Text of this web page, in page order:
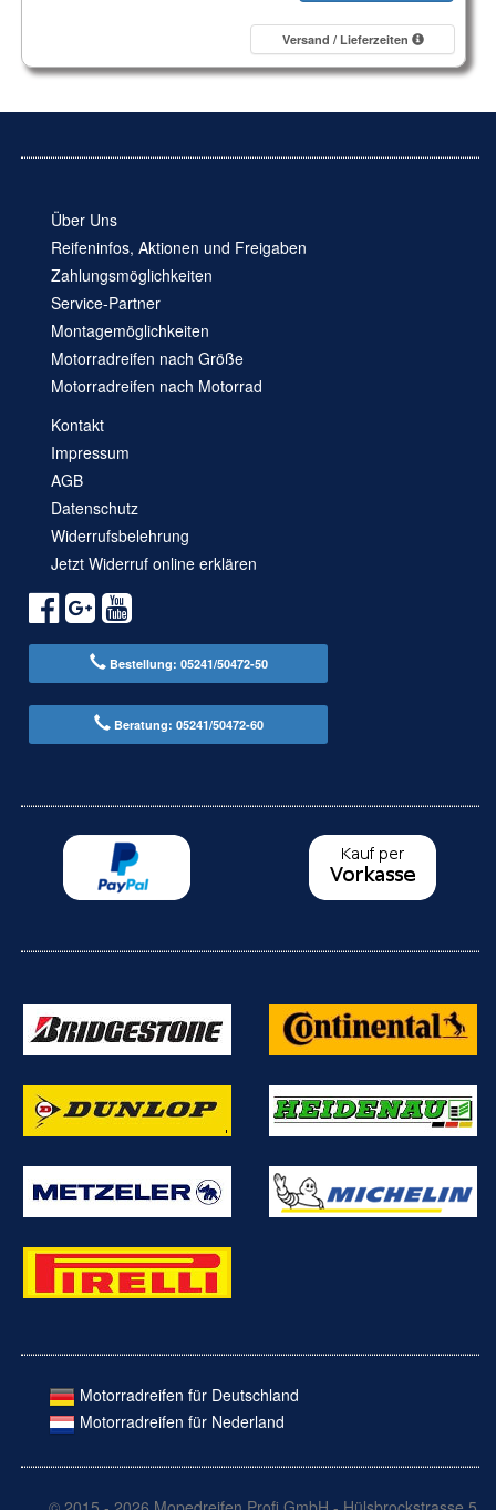
Versand / Lieferzeiten
Über Uns
Reifeninfos, Aktionen und Freigaben
Zahlungsmöglichkeiten
Service-Partner
Montagemöglichkeiten
Motorradreifen nach Größe
Motorradreifen nach Motorrad
Kontakt
Impressum
AGB
Datenschutz
Widerrufsbelehrung
Jetzt Widerruf online erklären
Bestellung: 05241/50472-50
Beratung: 05241/50472-60
Motorradreifen für Deutschland
Motorradreifen für Nederland